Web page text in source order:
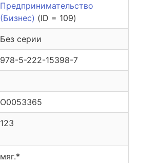
Предпринимательство
(Бизнес) (ID = 109)
Без серии
978-5-222-15398-7
O0053365
123
мяг.*